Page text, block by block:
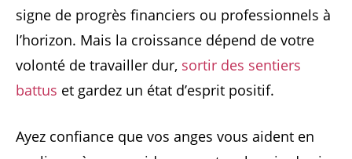
signe de progrès financiers ou professionnels à
l’horizon. Mais la croissance dépend de votre
volonté de travailler dur, sortir des sentiers
battus et gardez un état d’esprit positif.
Ayez confiance que vos anges vous aident en